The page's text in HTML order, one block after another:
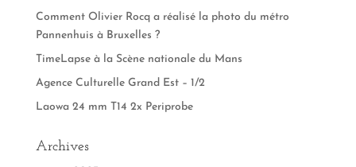
Comment Olivier Rocq a réalisé la photo du métro
Pannenhuis à Bruxelles ?
TimeLapse à la Scène nationale du Mans
Agence Culturelle Grand Est – 1/2
Laowa 24 mm T14 2x Periprobe
Archives